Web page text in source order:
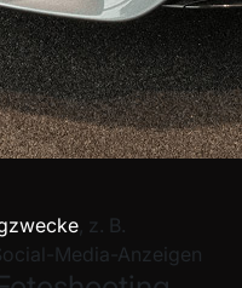
, z. B.
Media-Anzeigen